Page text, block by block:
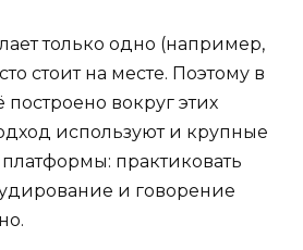
только одно (например,
стоит на месте. Поэтому в
построено вокруг этих
используют и крупные
практиковать
и говорение